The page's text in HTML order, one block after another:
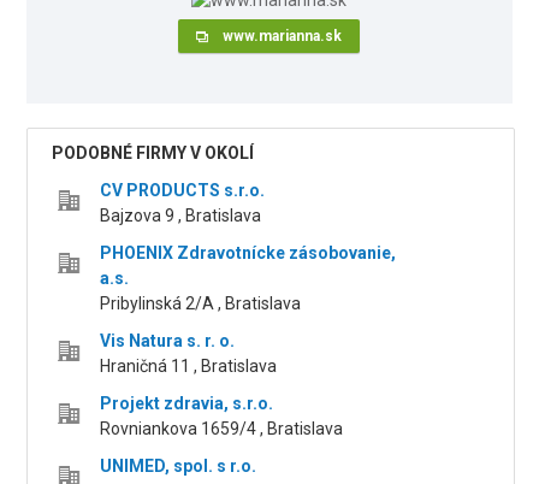
www.marianna.sk
PODOBNÉ FIRMY V OKOLÍ
CV PRODUCTS s.r.o.
Bajzova 9 , Bratislava
PHOENIX Zdravotnícke zásobovanie,
a.s.
Pribylinská 2/A , Bratislava
Vis Natura s. r. o.
Hraničná 11 , Bratislava
Projekt zdravia, s.r.o.
Rovniankova 1659/4 , Bratislava
UNIMED, spol. s r.o.